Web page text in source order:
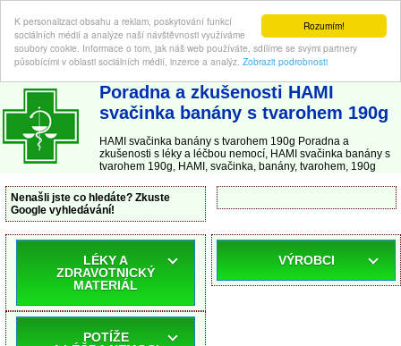
Rozumím!
K personalizaci obsahu a reklam, poskytování funkcí
sociálních médií a analýze naší návštěvnosti využíváme
soubory cookie. Informace o tom, jak náš web používáte, sdílíme se svými partnery
působícími v oblasti sociálních médií, inzerce a analýz. Zobrazit podrobnosti
ABC-LEKARNA.cz | Poradna a zkušenosti s léky a léčbou nemocí
Poradna a zkušenosti HAMI
svačinka banány s tvarohem 190g
HAMI svačinka banány s tvarohem 190g Poradna a
zkušenosti s léky a léčbou nemocí, HAMI svačinka banány s
tvarohem 190g, HAMI, svačinka, banány, tvarohem, 190g
Nenašli jste co hledáte? Zkuste
Google vyhledávání!
LÉKY A
ZDRAVOTNICKÝ
MATERIÁL
POTÍŽE
VÝROBCI